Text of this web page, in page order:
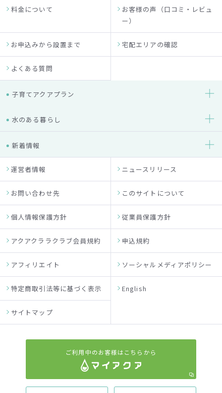
料金について
お客様の声（口コミ・レビュ
ー）
お申込みから設置まで 宅配エリアの確認
よくある質問
子育てアクアプラン
水のある暮らし
新着情報
運営者情報 ニュースリリース
お問い合わせ先 このサイトについて
個人情報保護方針 従業員保護方針
アクアクララクラブ会員規約 申込規約
アフィリエイト ソーシャルメディアポリシー
特定商取引法等に基づく表示 English
サイトマップ
ご利用中のお客様はこちらから